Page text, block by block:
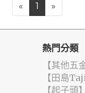
« 1 »
熱門分類
【其他五
【田島
【起子頭】